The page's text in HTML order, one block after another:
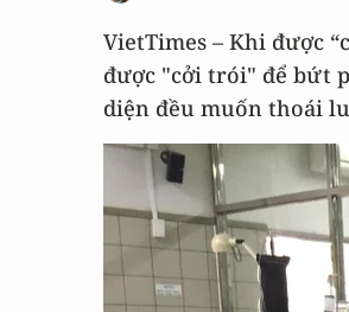
VietTimes – Khi được
được "cởi trói" để bứt
diện đều muốn thoái